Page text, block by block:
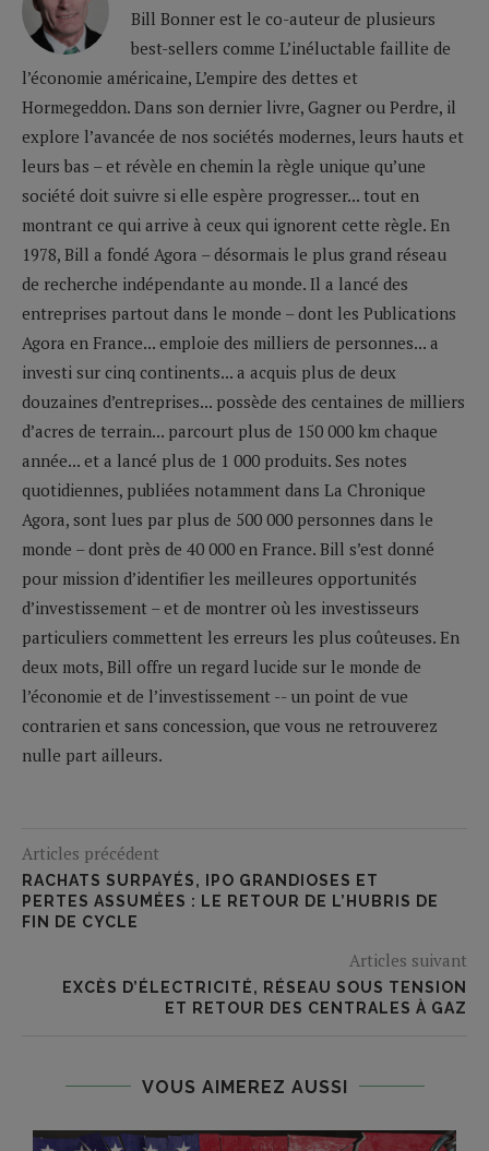
Bill Bonner est le co-auteur de plusieurs
best-sellers comme L’inéluctable faillite de
l’économie américaine, L’empire des dettes et
Hormegeddon. Dans son dernier livre, Gagner ou Perdre, il
explore l’avancée de nos sociétés modernes, leurs hauts et
leurs bas – et révèle en chemin la règle unique qu’une
société doit suivre si elle espère progresser... tout en
montrant ce qui arrive à ceux qui ignorent cette règle. En
1978, Bill a fondé Agora – désormais le plus grand réseau
de recherche indépendante au monde. Il a lancé des
entreprises partout dans le monde – dont les Publications
Agora en France... emploie des milliers de personnes... a
investi sur cinq continents... a acquis plus de deux
douzaines d’entreprises... possède des centaines de milliers
d’acres de terrain... parcourt plus de 150 000 km chaque
année... et a lancé plus de 1 000 produits. Ses notes
quotidiennes, publiées notamment dans La Chronique
Agora, sont lues par plus de 500 000 personnes dans le
monde – dont près de 40 000 en France. Bill s’est donné
pour mission d’identifier les meilleures opportunités
d’investissement – et de montrer où les investisseurs
particuliers commettent les erreurs les plus coûteuses. En
deux mots, Bill offre un regard lucide sur le monde de
l’économie et de l’investissement -- un point de vue
contrarien et sans concession, que vous ne retrouverez
nulle part ailleurs.
Articles précédent
RACHATS SURPAYÉS, IPO GRANDIOSES ET
PERTES ASSUMÉES : LE RETOUR DE L’HUBRIS DE
FIN DE CYCLE
Articles suivant
EXCÈS D’ÉLECTRICITÉ, RÉSEAU SOUS TENSION
ET RETOUR DES CENTRALES À GAZ
VOUS AIMEREZ AUSSI